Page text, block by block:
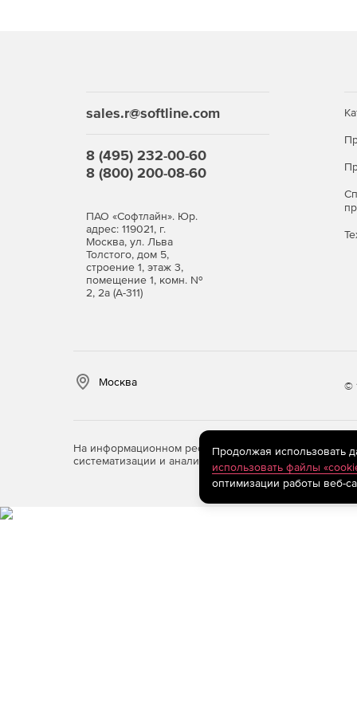
sales.r@softline.com
8 (495) 232-00-60
8 (800) 200-08-60
ПАО «Софтлайн». Юр.
адрес: 119021, г.
Москва, ул. Льва
Толстого, дом 5,
строение 1, этаж 3,
помещение 1, комн. №
2, 2а (А-311)
Москва ©
На информационном ресурсе store.softline.ru
систематизации и анализа сведений, относящихся
Продолжая использовать
использовать файлы
оптимизации работы веб-